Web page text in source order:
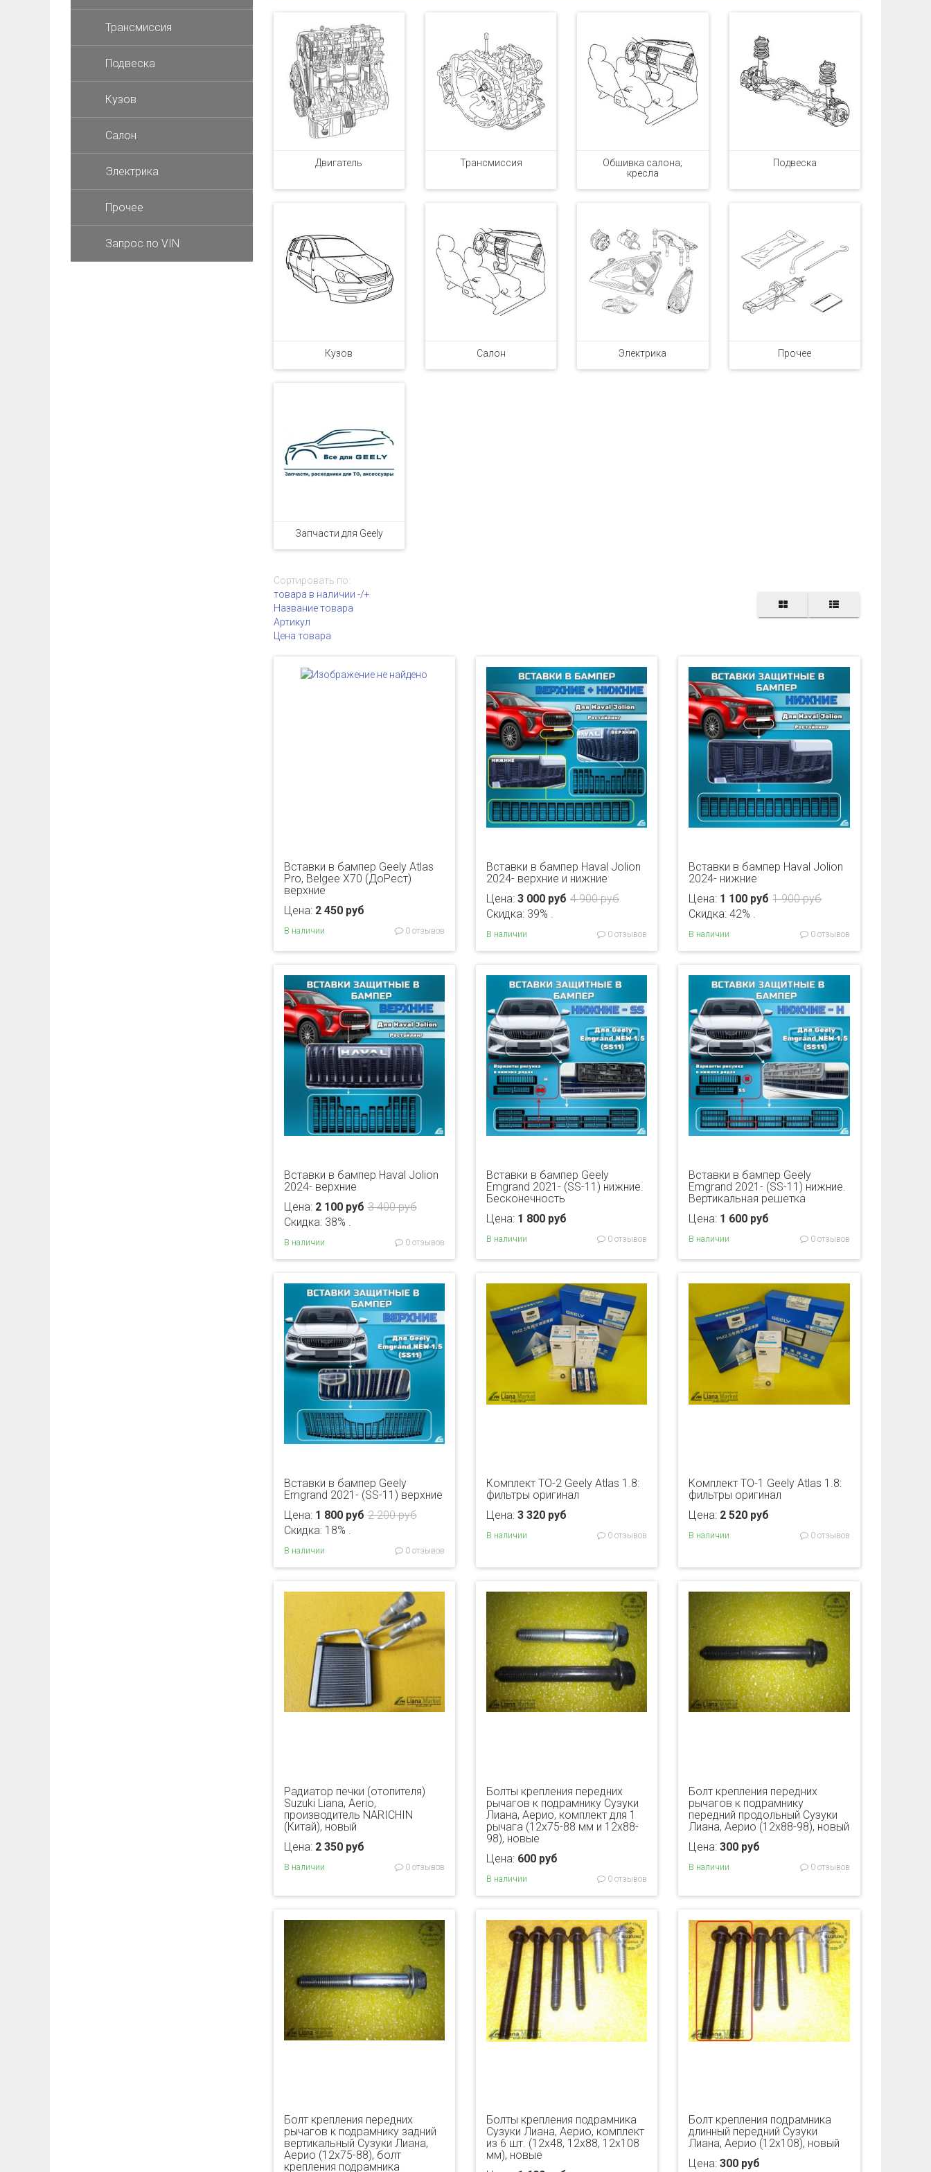
Двигатель Трансмиссия
Обшивка салона;
кресла
Подвеска
Кузов Салон Электрика Прочее
Запчасти для Geely
Сортировать по:
товара в наличии -/+
Название товара
Артикул
Цена товара
Вставки в бампер Geely Atlas
Pro, Belgee X70 (ДоРест)
верхние
Цена: 2 450 руб
В наличии 0 отзывов
Вставки в бампер Haval Jolion
2024- верхние и нижние
4 900 руб
Цена: 3 000 руб
Скидка: 39% .
В наличии 0 отзывов
Вставки в бампер Haval Jolion
2024- нижние
1 900 руб
Цена: 1 100 руб
Скидка: 42% .
В наличии 0 отзывов
Вставки в бампер Haval Jolion
2024- верхние
3 400 руб
Цена: 2 100 руб
Скидка: 38% .
В наличии 0 отзывов
Вставки в бампер Geely
Emgrand 2021- (SS-11) нижние.
Бесконечность
Цена: 1 800 руб
В наличии 0 отзывов
Вставки в бампер Geely
Emgrand 2021- (SS-11) нижние.
Вертикальная решетка
Цена: 1 600 руб
В наличии 0 отзывов
Вставки в бампер Geely
Emgrand 2021- (SS-11) верхние
2 200 руб
Цена: 1 800 руб
Скидка: 18% .
В наличии 0 отзывов
Комплект ТО-2 Geely Atlas 1.8:
фильтры оригинал
Цена: 3 320 руб
В наличии 0 отзывов
Комплект ТО-1 Geely Atlas 1.8:
фильтры оригинал
Цена: 2 520 руб
В наличии 0 отзывов
Радиатор печки (отопителя)
Suzuki Liana, Aerio,
производитель NARICHIN
(Китай), новый
Цена: 2 350 руб
В наличии 0 отзывов
Болты крепления передних
рычагов к подрамнику Сузуки
Лиана, Аерио, комплект для 1
рычага (12х75-88 мм и 12х88-
98), новые
Цена: 600 руб
В наличии 0 отзывов
Болт крепления передних
рычагов к подрамнику
передний продольный Сузуки
Лиана, Аерио (12х88-98), новый
Цена:300 руб
В наличии 0 отзывов
Болт крепления передних
рычагов к подрамнику задний
вертикальный Сузуки Лиана,
Аерио (12х75-88), болт
крепления подрамника
Болты крепления подрамника
Сузуки Лиана, Аерио, комплект
из 6 шт. (12х48, 12х88, 12х108
мм), новые
Болт крепления подрамника
длинный передний Сузуки
Лиана, Аерио (12х108), новый
Цена:300 руб
Трансмиссия
Подвеска
Кузов
Салон
Электрика
Прочее
Запрос по VIN